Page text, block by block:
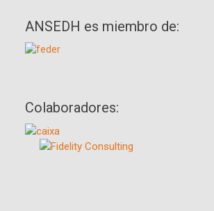
ANSEDH es miembro de:
Colaboradores: